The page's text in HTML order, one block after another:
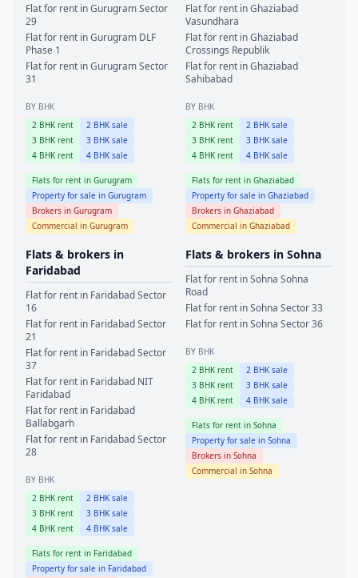
Flat for rent inGurugramSector
29
Flat for rent inGurugram DLF
Phase 1
Flat for rent inGurugramSector
31
BY BHK
2 BHK rent 2 BHK sale
3 BHK rent 3 BHK sale
4 BHK rent 4 BHK sale
Flats for rent in Gurugram
Property for sale in Gurugram
Brokers in Gurugram
Commercial in Gurugram
Flat for rent inGhaziabad
Vasundhara
Flat for rent inGhaziabad
Crossings Republik
Flat for rent inGhaziabad
Sahibabad
BY BHK
2 BHK rent 2 BHK sale
3 BHK rent 3 BHK sale
4 BHK rent 4 BHK sale
Flats for rent in Ghaziabad
Property for sale in Ghaziabad
Brokers in Ghaziabad
Commercial in Ghaziabad
Flats & brokers in
Faridabad
Flat for rent in FaridabadSector
16
Flat for rent in FaridabadSector
21
Flat for rent in FaridabadSector
37
Flat for rent in Faridabad NIT
Faridabad
Flat for rent in Faridabad
Ballabgarh
Flat for rent in FaridabadSector
28
BY BHK
2 BHK rent 2 BHK sale
3 BHK rent 3 BHK sale
4 BHK rent 4 BHK sale
Flats for rent in Faridabad
Property for sale in Faridabad
Flats & brokers in Sohna
Flat for rent inSohna Sohna
Road
Flat for rent inSohna Sector 33
Flat for rent inSohna Sector 36
BY BHK
2 BHK rent 2 BHK sale
3 BHK rent 3 BHK sale
4 BHK rent 4 BHK sale
Flats for rent in Sohna
Property for sale in Sohna
Brokers in Sohna
Commercial in Sohna